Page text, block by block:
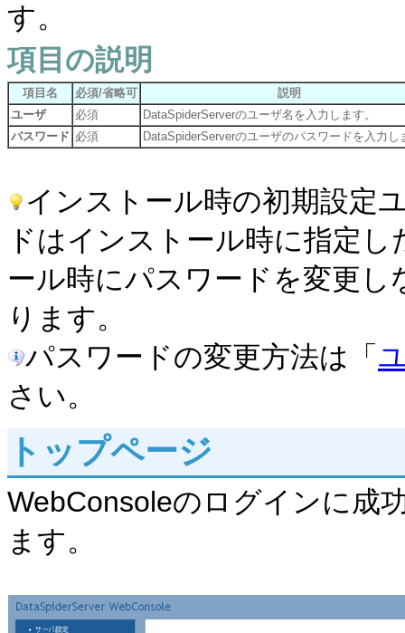
す。
項目の説明
項目名 必須/省略可
説明
ユーザ
必須
DataSpiderServerのユーザ名を入力します。
パスワード 必須 DataSpiderServerのユーザのパスワードを入力し
インストール時の初期設定
ドはインストール時に指定
ール時にパスワードを変更
ります。
パスワードの変更方法は「
さい。
トップページ
WebConsoleのログインに成
ます。